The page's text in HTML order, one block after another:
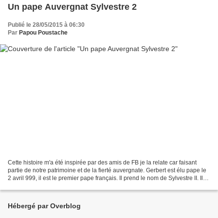
Un pape Auvergnat Sylvestre 2
Publié le 28/05/2015 à 06:30
Par Papou Poustache
Cette histoire m'a été inspirée par des amis de FB je la relate car faisant
partie de notre patrimoine et de la fierté auvergnate. Gerbert est élu pape le
2 avril 999, il est le premier pape français. Il prend le nom de Sylvestre II. Il
Hébergé par Overblog